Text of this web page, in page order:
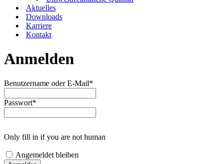
Aktuelles
Downloads
Karriere
Kontakt
Anmelden
Benutzername oder E-Mail*
Passwort*
Only fill in if you are not human
Angemeldet bleiben